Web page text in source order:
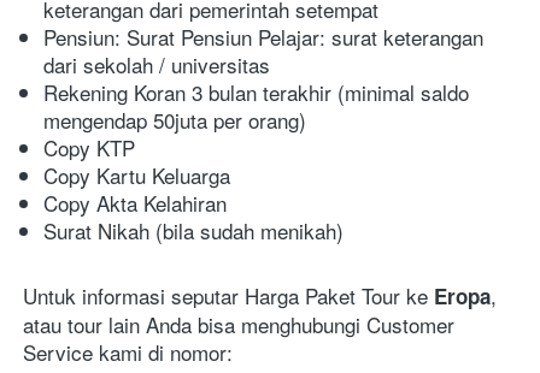
keterangan dari pemerintah setempat
Pensiun: Surat Pensiun Pelajar: surat keterangan
dari sekolah / universitas
Rekening Koran 3 bulan terakhir (minimal saldo
mengendap 50juta per orang)
Copy KTP
Copy Kartu Keluarga
Copy Akta Kelahiran
Surat Nikah (bila sudah menikah)
Untuk informasi seputar Harga Paket Tour ke Eropa,
atau tour lain Anda bisa menghubungi Customer
Service kami di nomor: